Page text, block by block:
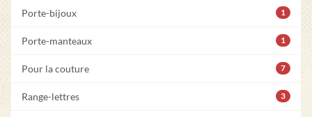
Porte-bijoux 1
Porte-manteaux 1
Pour la couture 7
Range-lettres 3